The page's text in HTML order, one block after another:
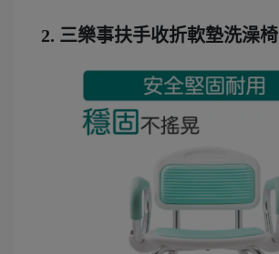
2. 三樂事扶手收折軟墊洗澡椅